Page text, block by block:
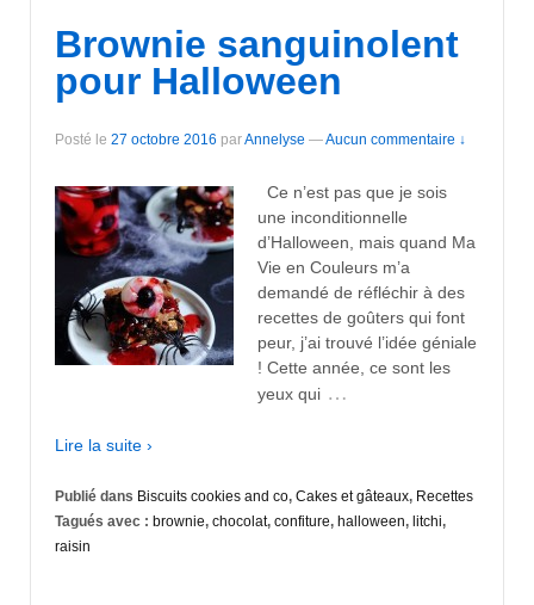
Brownie sanguinolent
pour Halloween
Posté le 27 octobre 2016 parAnnelyse —Aucun commentaire ↓
Ce n’est pas que je sois
une inconditionnelle
d’Halloween, mais quand Ma
Vie en Couleurs m’a
demandé de réfléchir à des
recettes de goûters qui font
peur, j’ai trouvé l’idée géniale
! Cette année, ce sont les
yeux qui …
Lire la suite ›
Publié dans Biscuits cookies and co, Cakes et gâteaux, Recettes
Tagués avec : brownie, chocolat, confiture, halloween, litchi,
raisin